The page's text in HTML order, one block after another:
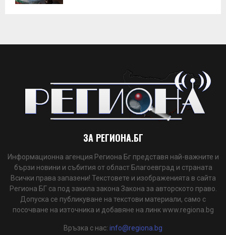
ЗА РЕГИОНА.БГ
Информационна агенция Региона Бг представя най-важните и
бързи новини и събития от област Благоевград и страната
Всички права запазени! Текстовете и изображенията в сайта
Региона БГ са под закила закона Закона за авторското право.
Допуска се публикуване на текстови материали, само с
посочване на източника и добавяне на линк www.regiona.bg
Връзка с нас: info@regiona.bg